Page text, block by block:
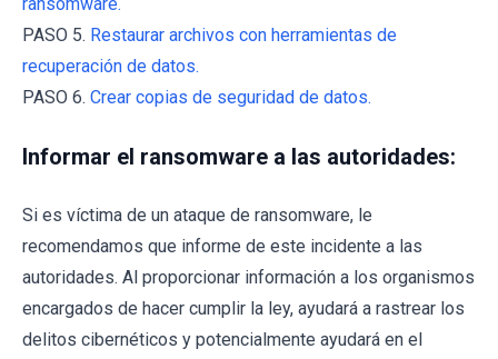
PASO 5. Restaurar archivos con herramientas de
recuperación de datos.
PASO 6. Crear copias de seguridad de datos.
Informar el ransomware a las autoridades:
Si es víctima de un ataque de ransomware, le
recomendamos que informe de este incidente a las
autoridades. Al proporcionar información a los organismos
encargados de hacer cumplir la ley, ayudará a rastrear los
delitos cibernéticos y potencialmente ayudará en el